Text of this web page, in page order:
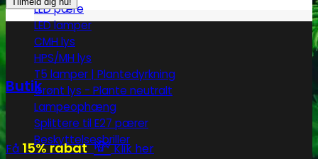
LED pære
LED lamper
CMH lys
HPS/MH lys
T5 lamper | Plantedyrkning
Grønt lys - Plante neutralt
Lampeophæng
Splittere til E27 pærer
Beskyttelsesbriller
Butik
Få 15% rabat 💸Klik her